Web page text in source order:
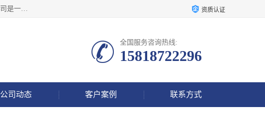
深圳市鼎尊时代科技有限公司主要从事：IP网络定压广播功放厂家、IP网络防水音柱厂家、校园IP网络广播系统厂家；公司是一家集研发、生产、销售公共广播器材于一体的现代电子科技企业。公司成立多年来，本着“自主研发技术、开拓稳定的产品”的宗旨，集多年的行业经验，引航广播行业的迅猛发展，使产品能够适应时代技术发展的需要。 资质认证
全国服务咨询热线:
15818722296
公司动态 客户案例 联系方式